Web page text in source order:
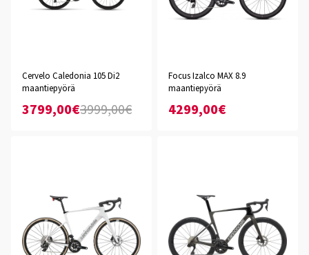
Cervelo Caledonia 105 Di2
maantiepyörä
3799,00€3999,00€
Focus Izalco MAX 8.9
maantiepyörä
4299,00€